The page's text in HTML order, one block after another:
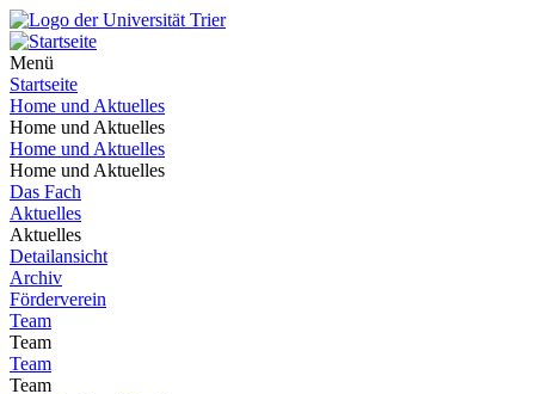
Menü
Startseite
Home und Aktuelles
Home und Aktuelles
Home und Aktuelles
Home und Aktuelles
Das Fach
Aktuelles
Aktuelles
Detailansicht
Archiv
Förderverein
Team
Team
Team
Team